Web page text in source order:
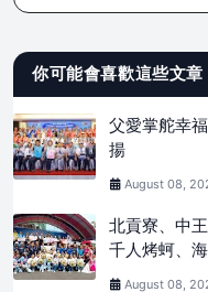
你可能會喜歡這些文章
父愛掌舵幸
揚
August 08,
北貢寮、中
千人烤蚵、
August 08,